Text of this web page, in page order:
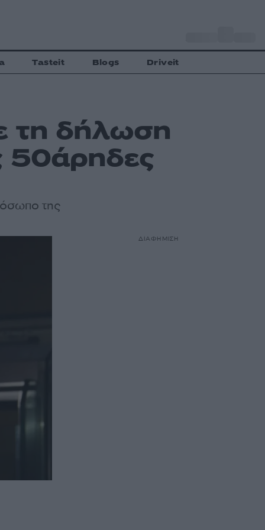
Tasteit Blogs Driveit
τη δήλωση
50άρηδες
της
ΔΙΑΦΗΜΙΣΗ